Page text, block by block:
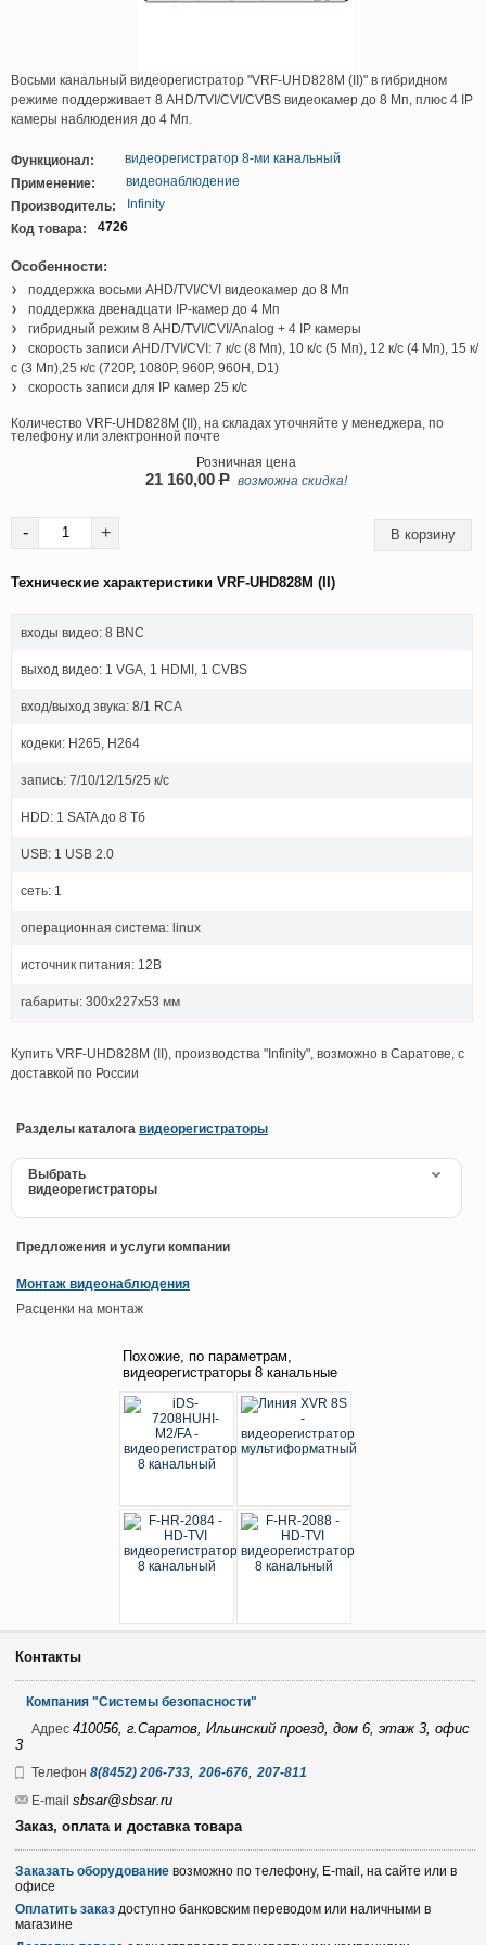
Восьми канальный видеорегистратор "VRF-UHD828M (II)" в гибридном
режиме поддерживает 8 AHD/TVI/CVI/CVBS видеокамер до 8 Мп, плюс 4 IP
камеры наблюдения до 4 Мп.
Функционал:
видеорегистратор 8-ми канальный
Применение:
видеонаблюдение
Производитель:
Infinity
Код товара:
4726
Особенности:
поддержка восьми AHD/TVI/CVI видеокамер до 8 Мп
поддержка двенадцати IP-камер до 4 Мп
гибридный режим 8 AHD/TVI/CVI/Analog + 4 IP камеры
скорость записи AHD/TVI/CVI: 7 к/с (8 Мп), 10 к/с (5 Мп), 12 к/с (4 Мп), 15 к/
с (3 Мп),25 к/с (720P, 1080P, 960P, 960H, D1)
скорость записи для IP камер 25 к/с
Количество VRF-UHD828M (II), на складах уточняйте у менеджера, по
телефону или электронной почте
Розничная цена
21 160,00P возможна скидка!
- +
Технические характеристики VRF-UHD828M (II)
входы видео: 8 BNC
выход видео: 1 VGA, 1 HDMI, 1 CVBS
вход/выход звука: 8/1 RCA
кодеки: H265, H264
запись: 7/10/12/15/25 к/с
HDD: 1 SATA до 8 Тб
USB: 1 USB 2.0
сеть: 1
операционная система: linux
источник питания: 12В
габариты: 300х227х53 мм
Купить VRF-UHD828M (II), производства "Infinity", возможно в Саратове, с
доставкой по России
Разделы каталога видеорегистраторы
Выбрать
видеорегистраторы
Предложения и услуги компании
Монтаж видеонаблюдения
Расценки на монтаж
Похожие, по параметрам,
видеорегистраторы 8 канальные
Контакты
Компания "Системы безопасности"
Адрес 410056, г.Саратов, Ильинский проезд, дом 6, этаж 3, офис
3
Телефон 8(8452) 206-733,206-676,207-811
E-mail sbsar@sbsar.ru
Заказ, оплата и доставка товара
Заказать оборудование возможно по телефону, E-mail, на сайте или в
офисе
Оплатить заказ доступно банковским переводом или наличными в
магазине